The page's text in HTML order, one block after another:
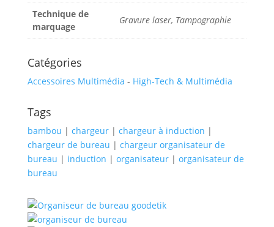
Technique de
marquage
Gravure laser, Tampographie
Catégories
Accessoires Multimédia - High-Tech & Multimédia
Tags
bambou | chargeur| chargeur à induction |
chargeur de bureau | chargeur organisateur de
bureau | induction | organisateur| organisateur de
bureau